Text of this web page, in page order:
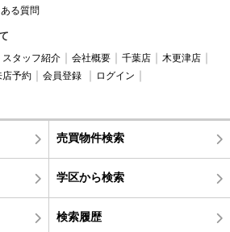
る質問
スタッフ紹介 会社概要 千葉店
木更津店
店予約 会員登録
ログイン
売買物件検索
学区から検索
検索履歴